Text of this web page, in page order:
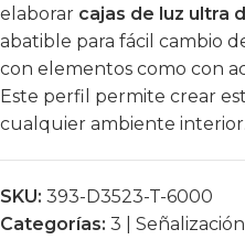
elaborar cajas de luz ultra
abatible para fácil cambio
con elementos como con
Este perfil permite crear
cualquier ambiente interior.
SKU: 393-D3523-T-6000
Categorías: 3 | Señalización